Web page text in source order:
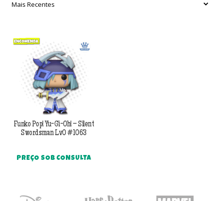
Funko Pop! Yu-Gi-Oh! – Silent
Swordsman Lv0 #1063
PREÇO SOB CONSULTA